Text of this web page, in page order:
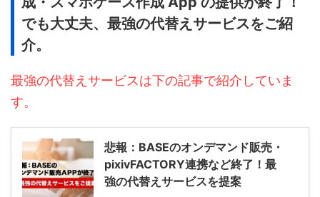
でも大丈夫、最強の代替えサービスをご紹
介。
最強の代替えサービスは下の記事で紹介していま
す。
悲報：BASEのオンデマンド販売・
pixivFACTORY連携など終了！最
強の代替えサービスを提案